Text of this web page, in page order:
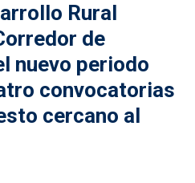
Rural
de
nuevo periodo
convocatorias
cercano al